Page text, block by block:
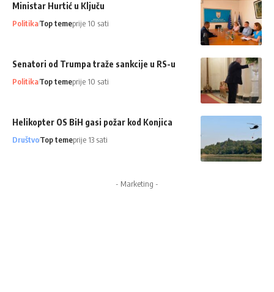
Ministar Hurtić u Ključu
PolitikaTop temeprije 10 sati
Senatori od Trumpa traže sankcije u RS-u
PolitikaTop temeprije 10 sati
Helikopter OS BiH gasi požar kod Konjica
DruštvoTop temeprije 13 sati
- Marketing -